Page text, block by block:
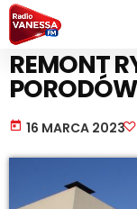
WIADOMOŚCI
REMONT
today 16 MARCA 2023